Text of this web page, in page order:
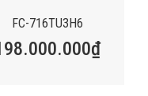
FC-716TU3H6
₫